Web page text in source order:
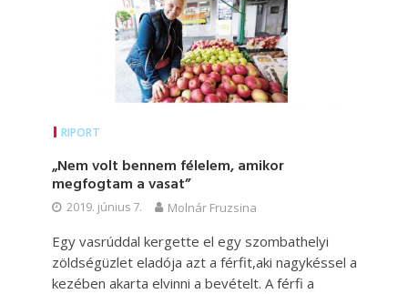
RIPORT
„Nem volt bennem félelem, amikor
megfogtam a vasat”
2019. június 7. Molnár Fruzsina
Egy vasrúddal kergette el egy szombathelyi
zöldségüzlet eladója azt a férfit,aki nagykéssel a
kezében akarta elvinni a bevételt. A férfi a